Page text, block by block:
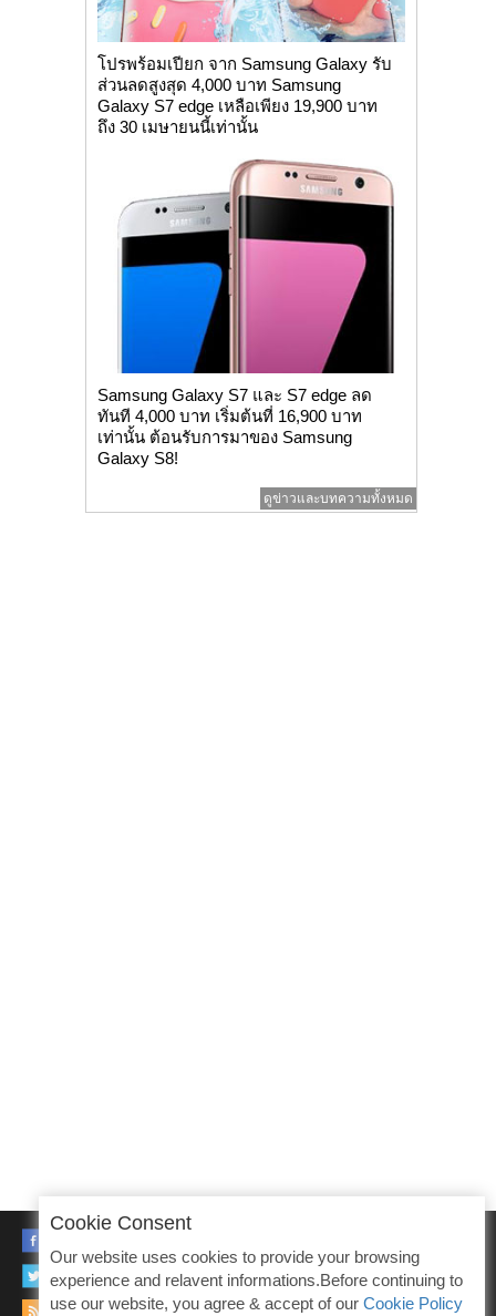
โปรพร้อมเปียก จาก Samsung Galaxy รับ
ส่วนลดสูงสุด 4,000 บาท Samsung
Galaxy S7 edge เหลือเพียง 19,900 บาท
ถึง 30 เมษายนนี้เท่านั้น
Samsung Galaxy S7 และ S7 edge ลด
ทันที 4,000 บาท เริ่มต้นที่ 16,900 บาท
เท่านั้น ต้อนรับการมาของ Samsung
Galaxy S8!
ดูข่าวและบทความทั้งหมด
TWITTER
RSS
Cookie Consent
Our website uses cookies to provide your browsing
experience and relavent informations.Before continuing to
use our website, you agree & accept of our Cookie Policy